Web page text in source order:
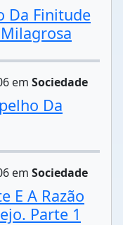
Da Finitude
em Sociedade
Da
em Sociedade
E A Razão
Parte 1